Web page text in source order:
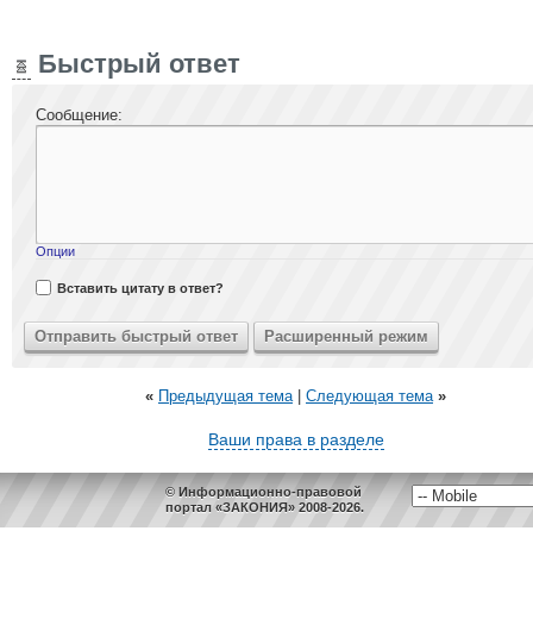
Быстрый ответ
Сообщение:
Опции
Вставить цитату в ответ?
« Предыдущая тема| Следующая тема »
Ваши права в разделе
© Информационно-правовой
портал «ЗАКОНИЯ» 2008-2026.